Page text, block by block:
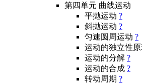
第四单元 曲线运动
平抛运动 ?
斜抛运动 ?
匀速圆周运动 ?
运动的独立性原
运动的分解 ?
运动的合成 ?
转动周期 ?